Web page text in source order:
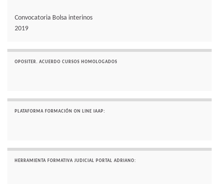
Convocatoria Bolsa interinos
2019
OPOSITER. ACUERDO CURSOS HOMOLOGADOS
PLATAFORMA FORMACIÓN ON LINE IAAP:
HERRAMIENTA FORMATIVA JUDICIAL PORTAL ADRIANO: